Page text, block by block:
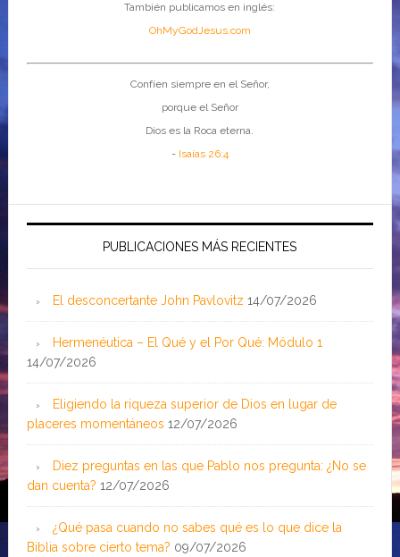
También publicamos en inglés:
OhMyGodJesus.com
Confíen siempre en el Señor,
porque el Señor
Dios es la Roca eterna.
- Isaías 26:4
PUBLICACIONES MÁS RECIENTES
El desconcertante John Pavlovitz 14/07/2026
Hermenéutica – El Qué y el Por Qué: Módulo 1
14/07/2026
Eligiendo la riqueza superior de Dios en lugar de
placeres momentáneos 12/07/2026
Diez preguntas en las que Pablo nos pregunta: ¿No se
dan cuenta? 12/07/2026
¿Qué pasa cuando no sabes qué es lo que dice la
Biblia sobre cierto tema? 09/07/2026